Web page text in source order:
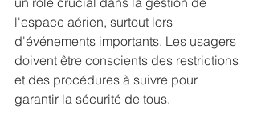
l'espace aérien, surtout lors
d'événements importants. Les usagers
doivent être conscients des restrictions
et des procédures à suivre pour
garantir la sécurité de tous.